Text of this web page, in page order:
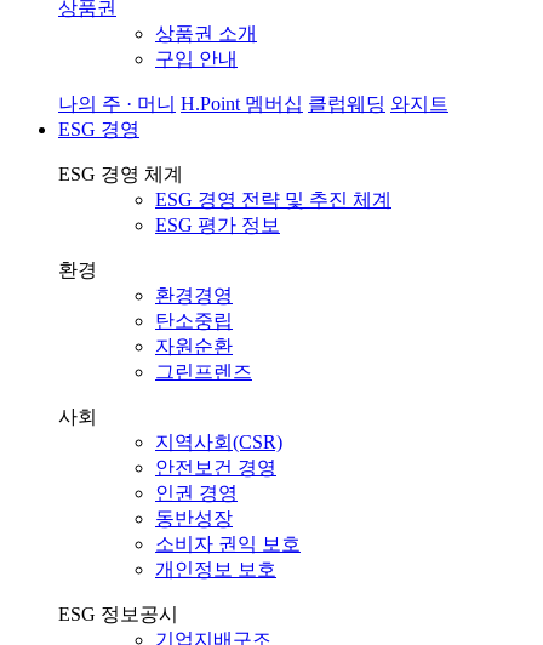
상품권
상품권 소개
구입 안내
나의 주 · 머니 H.Point 멤버십 클럽웨딩 와지트
ESG 경영
ESG 경영 체계
ESG 경영 전략 및 추진 체계
ESG 평가 정보
환경
환경경영
탄소중립
자원순환
그린프렌즈
사회
지역사회(CSR)
안전보건 경영
인권 경영
동반성장
소비자 권익 보호
개인정보 보호
ESG 정보공시
기업지배구조